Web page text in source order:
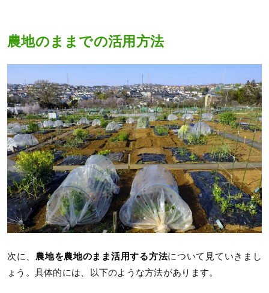
農地のままでの活用方法
次に、 農地を農地のまま活用する方法について見ていきまし
ょう。具体的には、以下のような方法があります。